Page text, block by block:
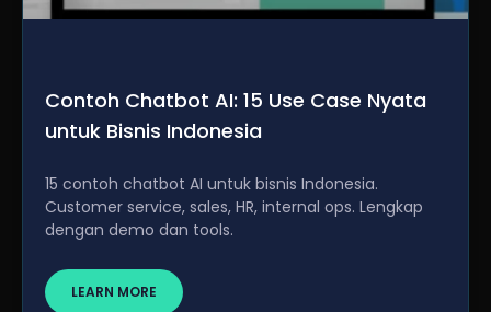
Contoh Chatbot AI: 15 Use Case Nyata
untuk Bisnis Indonesia
15 contoh chatbot AI untuk bisnis Indonesia.
Customer service, sales, HR, internal ops. Lengkap
dengan demo dan tools.
LEARN MORE